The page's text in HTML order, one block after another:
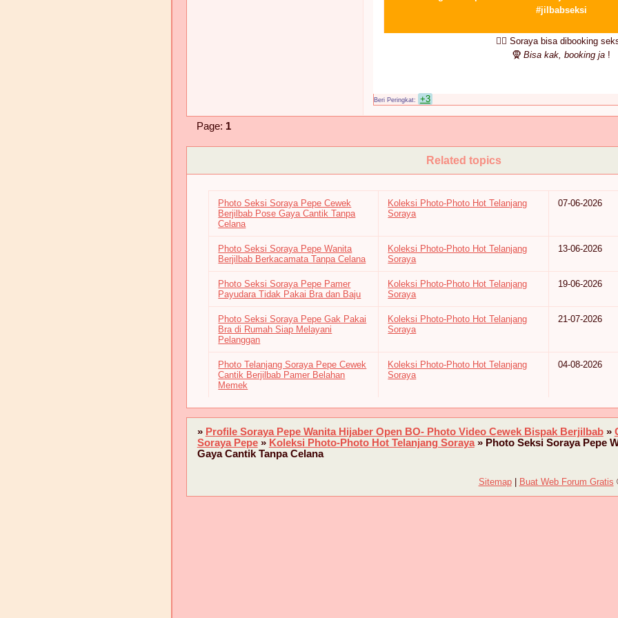
#jilbabseksi
🕵️‍♀️ Soraya bisa dibooking
🧕Bisa kak, booking ja !
+3
Page: 1
Related topics
Photo Seksi Soraya Pepe Cewek
Berjilbab Pose Gaya Cantik Tanpa
Celana
Koleksi Photo-Photo Hot Telanjang
Soraya
07-06-2026
Photo Seksi Soraya Pepe Wanita
Berjilbab Berkacamata Tanpa Celana
Koleksi Photo-Photo Hot Telanjang
Soraya
13-06-2026
Photo Seksi Soraya Pepe Pamer
Payudara Tidak Pakai Bra dan Baju
Koleksi Photo-Photo Hot Telanjang
Soraya
19-06-2026
Photo Seksi Soraya Pepe Gak Pakai
Bra di Rumah Siap Melayani
Pelanggan
Koleksi Photo-Photo Hot Telanjang
Soraya
21-07-2026
Photo Telanjang Soraya Pepe Cewek
Cantik Berjilbab Pamer Belahan
Memek
Koleksi Photo-Photo Hot Telanjang
Soraya
04-08-2026
» Profile Soraya Pepe Wanita Hijaber Open BO- Photo Video Cewek Bispak Berjilbab »
Soraya Pepe » Koleksi Photo-Photo Hot Telanjang Soraya » Photo Seksi Soraya Pepe
Gaya Cantik Tanpa Celana
Sitemap| Buat Web Forum Gratis